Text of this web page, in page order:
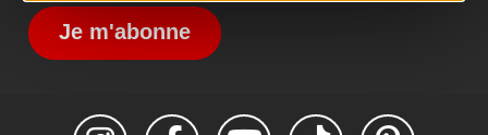
Je m'abonne